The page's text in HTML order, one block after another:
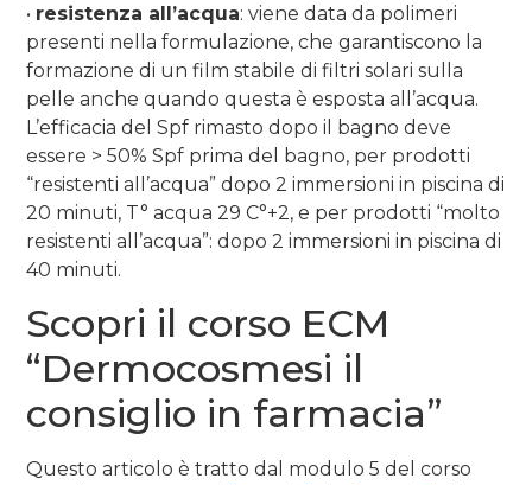
• resistenza all’acqua: viene data da polimeri
presenti nella formulazione, che garantiscono la
formazione di un film stabile di filtri solari sulla
pelle anche quando questa è esposta all’acqua.
L’efficacia del Spf rimasto dopo il bagno deve
essere > 50% Spf prima del bagno, per prodotti
“resistenti all’acqua” dopo 2 immersioni in piscina di
20 minuti, T° acqua 29 C°+2, e per prodotti “molto
resistenti all’acqua”: dopo 2 immersioni in piscina di
40 minuti.
Scopri il corso ECM
“Dermocosmesi il
consiglio in farmacia”
Questo articolo è tratto dal modulo 5 del corso